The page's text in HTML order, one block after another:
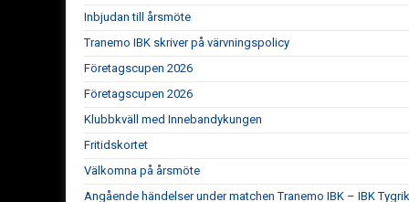
Inbjudan till årsmöte
Tranemo IBK skriver på värvningspolicy
Företagscupen 2026
Företagscupen 2026
Klubbkväll med Innebandykungen
Fritidskortet
Välkomna på årsmöte
Angående händelser under matchen Tranemo IBK – IBK